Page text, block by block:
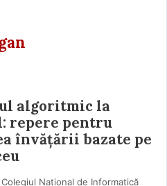
algoritmic la
repere pentru
învățării bazate pe
Colegiul Național de Informatică